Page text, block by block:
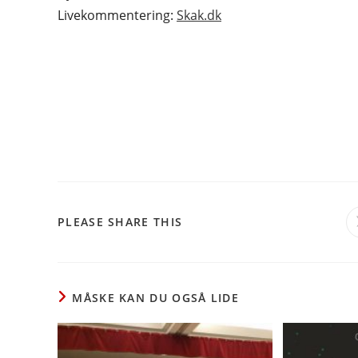
Livekommentering: Skak.dk
PLEASE SHARE THIS
MÅSKE KAN DU OGSÅ LIDE